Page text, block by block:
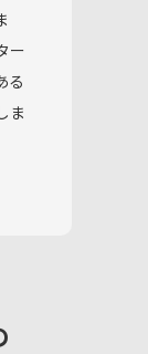
ー
る
ま